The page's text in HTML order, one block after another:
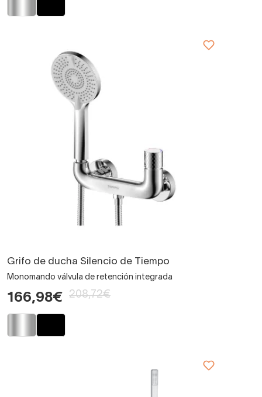
Grifo de ducha Silencio de Tiempo
Monomando válvula de retención integrada
166,98€ 208,72€